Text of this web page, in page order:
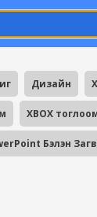
Дизайн
XBOX
Бэлэн